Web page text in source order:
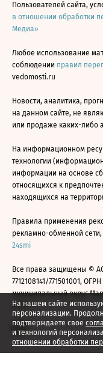
На нашем сайте
персонализации.
подтверждаете свое
и технологий
отношении обработки
Пользователей сайта,
в отношении обработки
Медиа»
Любое использование
соблюдении правил
vedomosti.ru
Новости, аналитика,
на данном сайте, не
или продаже каких-либо
На информационном
технологии
информации на основе
относящихся к
находящихся на
Правила применения
рекламно-обменной
24smi
Все права защищены ©
7712108141/771501001,
муниципальный округ
2026